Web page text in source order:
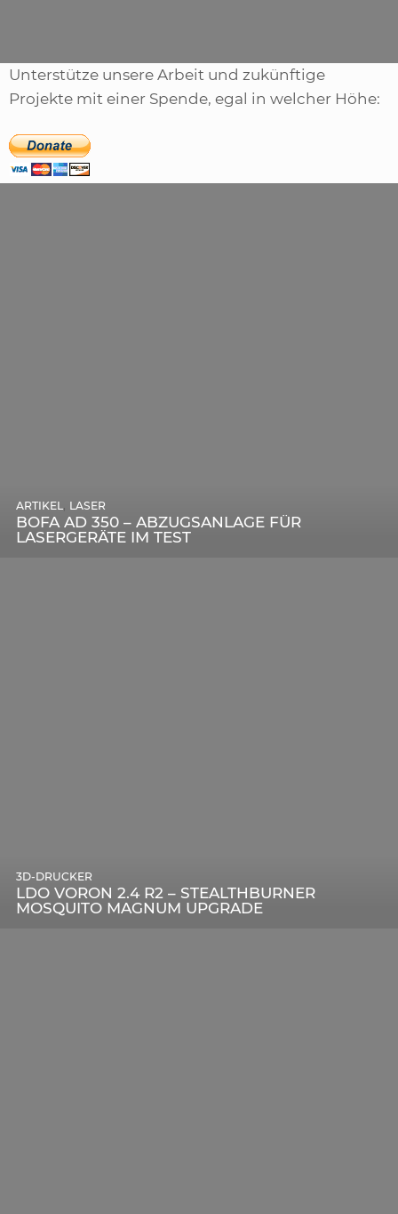
Unterstütze unsere Arbeit und zukünftige
Projekte mit einer Spende, egal in welcher Höhe:
BOFA AD 350 – ABZUGSANLAGE FÜR
LASERGERÄTE IM TEST
ARTIKEL, LASER
DIE BEDEUTENDSTEN SCHRITTE ZUR
ERFOLGREICHEN MARKENBILDUNG IN DER
DIGITALEN ÄRA
LDO VORON 2.4 R2 – STEALTHBURNER
MOSQUITO MAGNUM UPGRADE
3D-DRUCKER